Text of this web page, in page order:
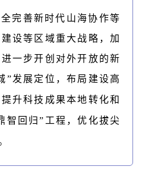
完善新时代山海协作等
设等区域重大战略，加
一步开创对外开放的新
”发展定位，布局建设高
升科技成果本地转化和
智回归”工程，优化拔尖